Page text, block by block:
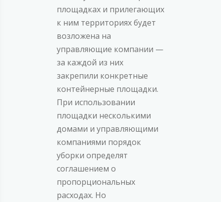
площадках и прилегающих
к ним территориях будет
возложена на
управляющие компании —
за каждой из них
закрепили конкретные
контейнерные площадки.
При использовании
площадки несколькими
домами и управляющими
компаниями порядок
уборки определят
соглашением о
пропорциональных
расходах. Но